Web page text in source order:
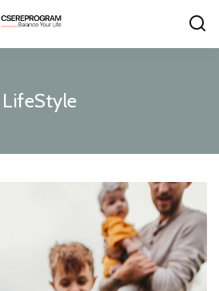
LifeStyle